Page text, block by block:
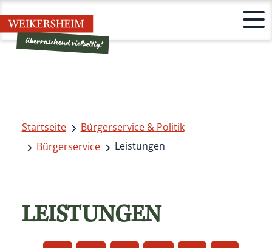
Startseite
Bürgerservice & Politik
Bürgerservice
Leistungen
LEISTUNGEN